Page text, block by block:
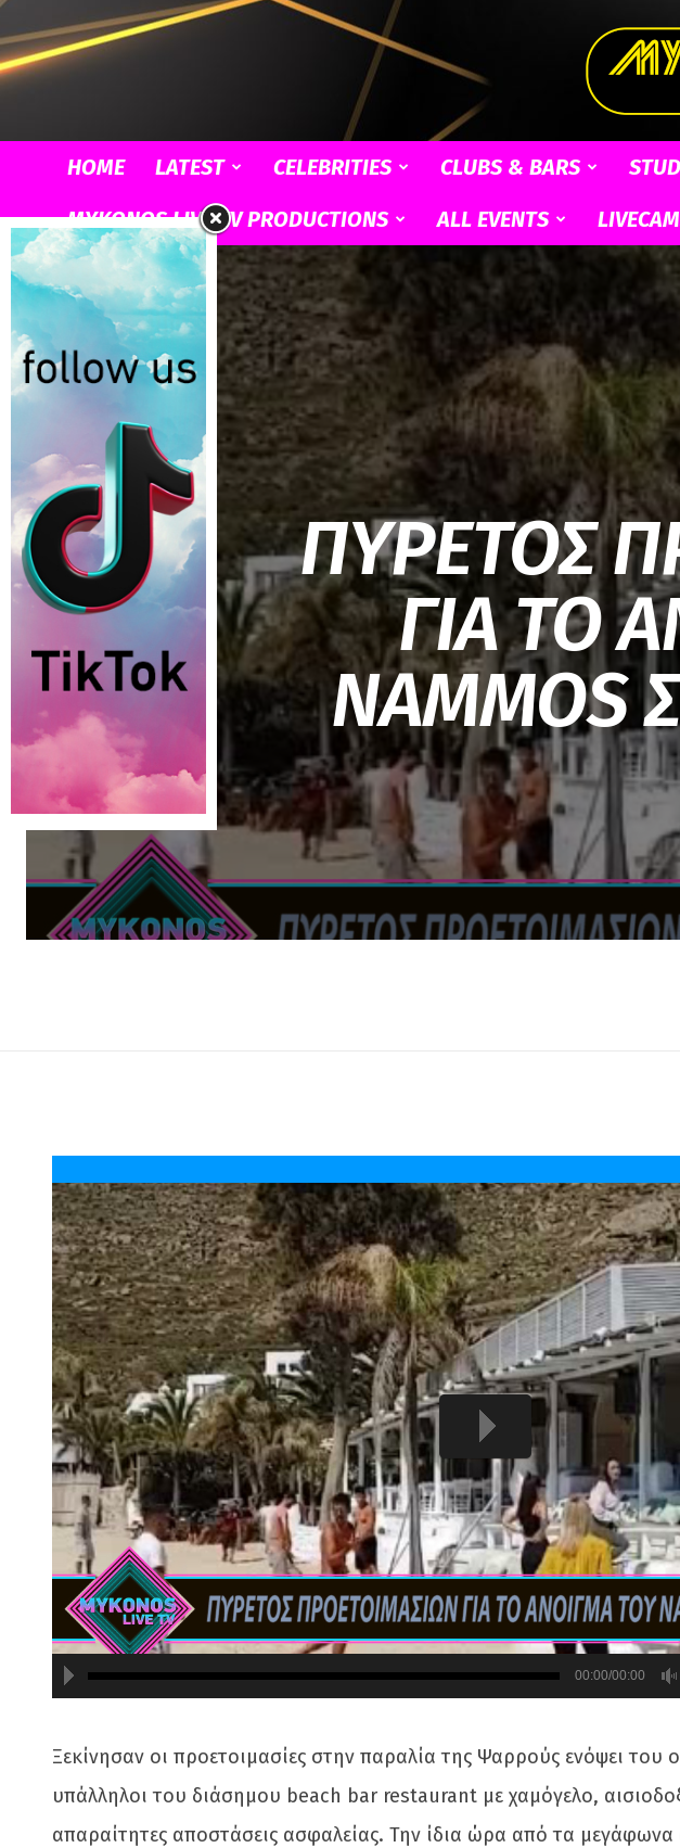
HOME LATEST CELEBRITIES CLUBS & BARS
MYKONOS LIVE TV PRODUCTIONS
ALL EVENTS
ΠΥΡΕΤΟΣ
ΓΙΑ ΤΟ
00:00/00:00
Ξεκίνησαν οι προετοιμασίες στην παραλία της Ψαρρούς ενόψει
υπάλληλοι του διάσημου beach bar restaurant με χαμόγελο,
απαραίτητες αποστάσεις ασφαλείας. Την ίδια ώρα από τα